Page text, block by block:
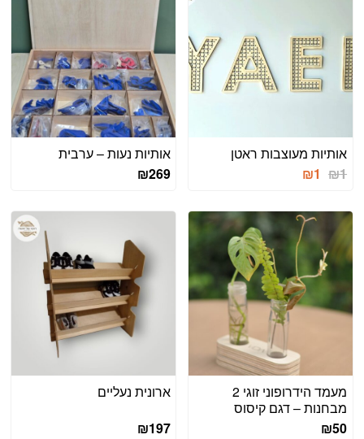
אותיות מעוצבות ראטן
₪1
₪1
אותיות נעות – ערבית
₪269
מעמד הידרופוני זוגי 2
מבחנות – דגם קיסוס
₪50
ארונית נעליים
₪197